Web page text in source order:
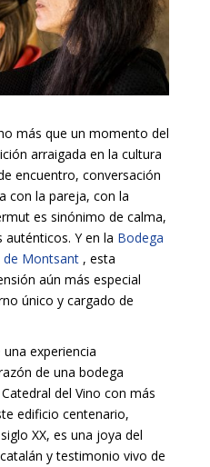
más que un momento del
arraigada en la cultura
encuentro, conversación
con la pareja, con la
es sinónimo de calma,
Y en la Bodega
de Montsant, esta
aún más especial
único y cargado de
experiencia
de una bodega
del Vino con más
edificio centenario,
XX, es una joya del
y testimonio vivo de